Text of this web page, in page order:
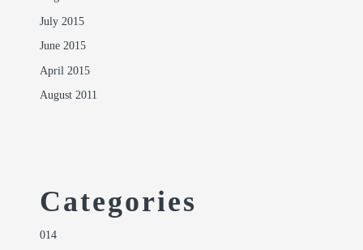
July 2015
June 2015
April 2015
August 2011
Categories
014